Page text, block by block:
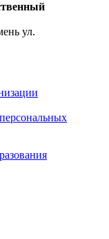
ул.